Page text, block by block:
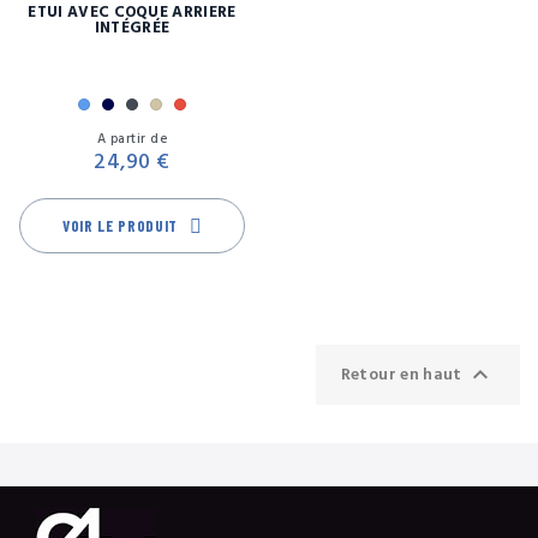
ETUI AVEC COQUE ARRIÈRE
INTÉGRÉE
BleuMarine
NoirOrRouge
A partir de
24,90 €
VOIR LE PRODUIT
Retour en haut 